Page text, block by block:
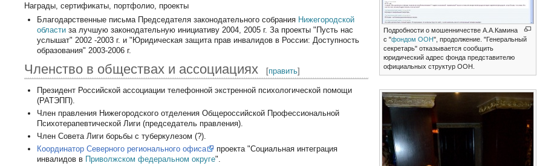
Подробности о мошенничестве А.А.Камина
с "фондом ООН", продолжение. "Генеральный
секретарь" отказывается сообщить
юридический адрес фонда представителю
официальных структур ООН.
Награды, сертификаты, портфолио, проекты
Благодарственные письма Председателя законодательного собрания Нижегородской
областиза лучшую законодательную инициативу 2004, 2005 г. За проекты "Пусть нас
услышат" 2002 -2003 г. и "Юридическая защита прав инвалидов в России: Доступность
образования" 2003-2006 г.
Членство в обществах и ассоциациях [править]
Президент Российской ассоциации телефонной экстренной психологической помощи
(РАТЭПП).
Член правления Нижегородского отделения Общероссийской Профессиональной
Психотерапевтической Лиги (председатель правления).
Член Совета Лиги борьбы с туберкулезом (?).
Координатор Северного регионального офиса
проекта "Социальная интеграция
инвалидов в Приволжском федеральном округе".